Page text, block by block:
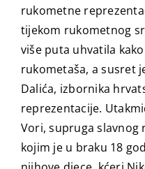
rukometne
tijekom rukometnog
više puta uhvatila
rukometaša, a susret
Dalića, izbornika
reprezentacije.
Vori, supruga slavnog
kojim je u braku 18